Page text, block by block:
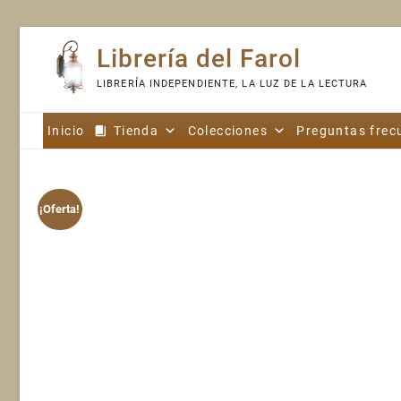
content
Librería del Farol
LIBRERÍA INDEPENDIENTE, LA LUZ DE LA LECTURA
Inicio Tienda Colecciones Preguntas
¡Oferta!